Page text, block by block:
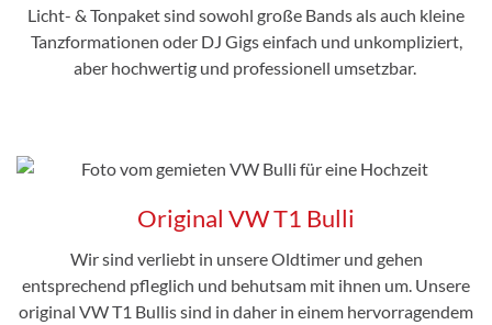
Licht- & Tonpaket sind sowohl große Bands als auch kleine
Tanzformationen oder DJ Gigs einfach und unkompliziert,
aber hochwertig und professionell umsetzbar.
Original VW T1 Bulli
Wir sind verliebt in unsere Oldtimer und gehen
entsprechend pfleglich und behutsam mit ihnen um. Unsere
original VW T1 Bullis sind in daher in einem hervorragendem